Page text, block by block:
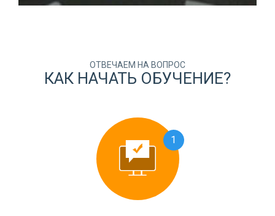
ОТВЕЧАЕМ НА ВОПРОС
КАК НАЧАТЬ ОБУЧЕНИЕ?
1